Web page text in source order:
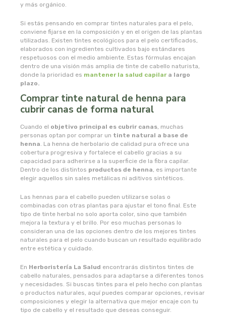
y más orgánico.
Si estás pensando en comprar tintes naturales para el pelo,
conviene fijarse en la composición y en el origen de las plantas
utilizadas. Existen tintes ecológicos para el pelo certificados,
elaborados con ingredientes cultivados bajo estándares
respetuosos con el medio ambiente. Estas fórmulas encajan
dentro de una visión más amplia de tinte de cabello naturista,
donde la prioridad es mantener la salud capilara largo
plazo.
Comprar tinte natural de henna para
cubrir canas de forma natural
Cuando el objetivo principal es cubrir canas, muchas
personas optan por comprar un tinte natural a base de
henna. La henna de herbolario de calidad pura ofrece una
cobertura progresiva y fortalece el cabello gracias a su
capacidad para adherirse a la superficie de la fibra capilar.
Dentro de los distintos productos de henna, es importante
elegir aquellos sin sales metálicas ni aditivos sintéticos.
Las hennas para el cabello pueden utilizarse solas o
combinadas con otras plantas para ajustar el tono final. Este
tipo de tinte herbal no solo aporta color, sino que también
mejora la textura y el brillo. Por eso muchas personas lo
consideran una de las opciones dentro de los mejores tintes
naturales para el pelo cuando buscan un resultado equilibrado
entre estética y cuidado.
En Herboristería La Salud encontrarás distintos tintes de
cabello naturales, pensados para adaptarse a diferentes tonos
y necesidades. Si buscas tintes para el pelo hecho con plantas
o productos naturales, aquí puedes comparar opciones, revisar
composiciones y elegir la alternativa que mejor encaje con tu
tipo de cabello y el resultado que deseas conseguir.
natursoy
natysal
nebula
nutergia
nutribiotica
nutrinat evolution
nutrisport
oma gertrude
orballo